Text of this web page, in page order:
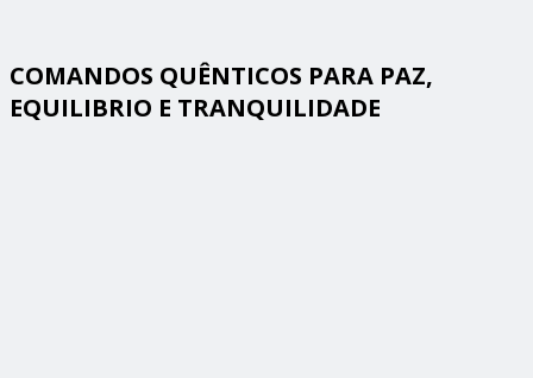
COMANDOS QUÊNTICOS PARA PAZ,
EQUILIBRIO E TRANQUILIDADE